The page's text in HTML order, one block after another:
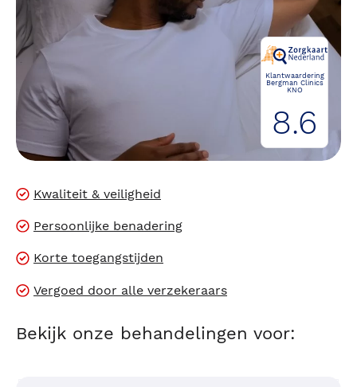
Klantwaardering
Bergman Clinics
KNO
8.6
Kwaliteit & veiligheid
Persoonlijke benadering
Korte toegangstijden
Vergoed door alle verzekeraars
Bekijk onze behandelingen voor: